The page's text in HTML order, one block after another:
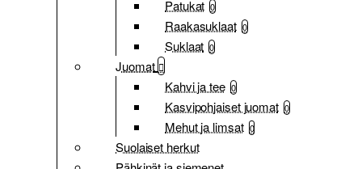
Patukat 0
Raakasuklaat 0
Suklaat 0
Juomat
Kahvi ja tee 0
Kasvipohjaiset juomat 0
Mehut ja limsat 0
Suolaiset herkut